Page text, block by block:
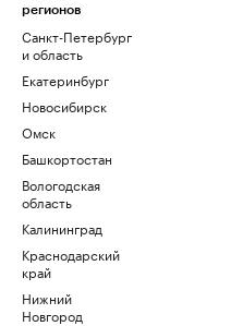
регионов
Санкт-Петербург
и область
Екатеринбург
Новосибирск
Омск
Башкортостан
Вологодская
область
Калининград
Краснодарский
край
Нижний
Новгород